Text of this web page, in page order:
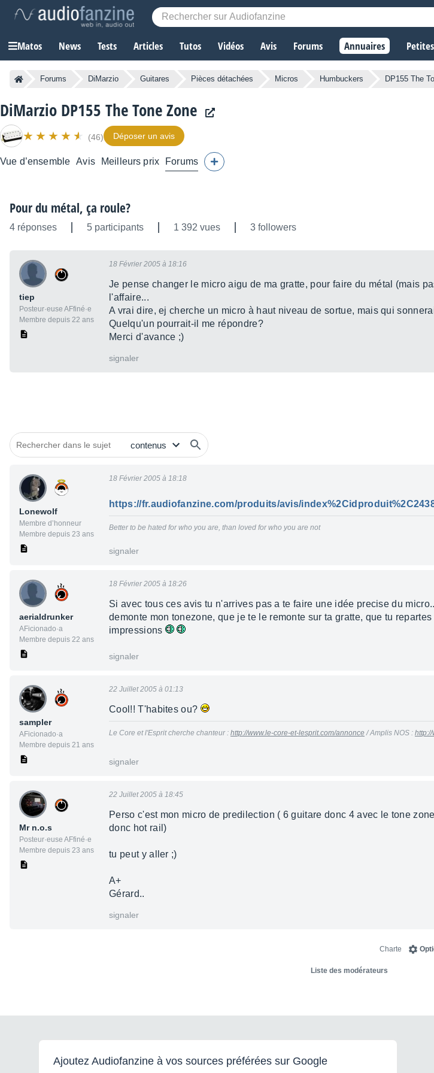
Matos News Tests Articles Tutos Vidéos Avis Forums Annuaires
Forums DiMarzio Guitares Pièces détachées Micros Humbuckers DP155 The
DiMarzio DP155 The Tone Zone
(46) Déposer un avis
Vue d’ensemble Avis Meilleurs prix Forums
Pour du métal, ça roule?
4 réponses 5 participants 1 392 vues 3 followers
tiep
Posteur·euse AFfiné·e
Membre depuis 22 ans
18 Février 2005 à 18:16
Je pense changer le micro aigu de ma gratte, pour faire du métal (mais
l'affaire...
A vrai dire, ej cherche un micro à haut niveau de sortue, mais qui
Quelqu'un pourrait-il me répondre?
Merci d'avance ;)
signaler
Lonewolf
Membre d’honneur
Membre depuis 23 ans
18 Février 2005 à 18:18
https://fr.audiofanzine.com/produits/avis/
Better to be hated for who you are, than loved for who you are not
signaler
aerialdrunker
AFicionado·a
Membre depuis 22 ans
18 Février 2005 à 18:26
Si avec tous ces avis tu n'arrives pas a te faire une idée precise du
demonte mon tonezone, que je te le remonte sur ta gratte, que tu
impressions
signaler
sampler
AFicionado·a
Membre depuis 21 ans
22 Juillet 2005 à 01:13
Cool!! T'habites ou?
Le Core et l'Esprit cherche chanteur : http://www.le-core-et-lesprit.com/annonce/ Amplis NOS :
signaler
Mr n.o.s
Posteur·euse AFfiné·e
Membre depuis 23 ans
22 Juillet 2005 à 18:45
Perso c'est mon micro de predilection ( 6 guitare donc 4 avec le tone
donc hot rail)
tu peut y aller ;)
A+
Gérard..
signaler
Charte
Liste des modérateurs
Ajoutez Audiofanzine à vos sources préférées sur Google